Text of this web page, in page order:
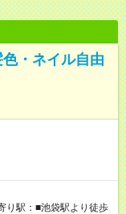
・ネイル自由
り駅：■池袋駅より徒歩